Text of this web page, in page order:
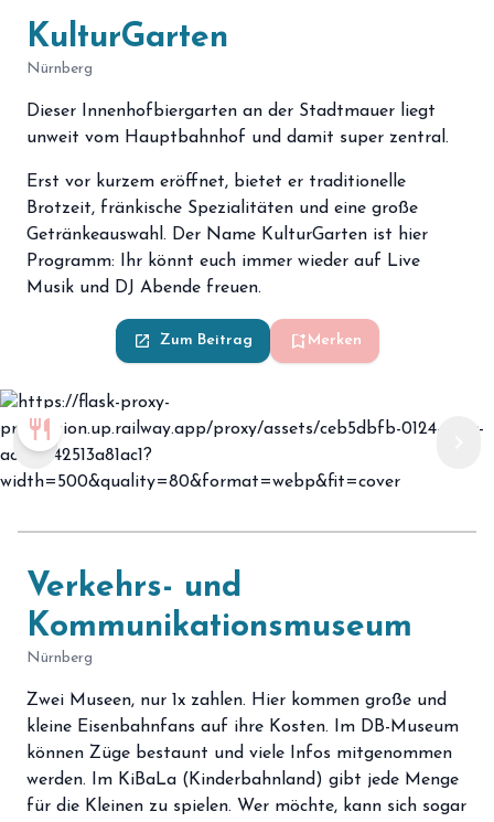
KulturGarten
Nürnberg
Dieser Innenhofbiergarten an der Stadtmauer liegt
unweit vom Hauptbahnhof und damit super zentral.
Erst vor kurzem eröffnet, bietet er traditionelle
Brotzeit, fränkische Spezialitäten und eine große
Getränkeauswahl. Der Name KulturGarten ist hier
Programm: Ihr könnt euch immer wieder auf Live
Musik und DJ Abende freuen.
launch Zum Beitrag bookmark_add Merken
chevron_left
restaurant
Verkehrs- und
Kommunikationsmuseum
Nürnberg
Zwei Museen, nur 1x zahlen. Hier kommen große und
kleine Eisenbahnfans auf ihre Kosten. Im DB-Museum
können Züge bestaunt und viele Infos mitgenommen
werden. Im KiBaLa (Kinderbahnland) gibt jede Menge
für die Kleinen zu spielen. Wer möchte, kann sich sogar